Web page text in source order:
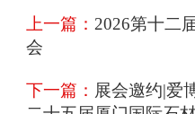
上一篇： 2026第十二
会
下一篇： 展会邀约|爱